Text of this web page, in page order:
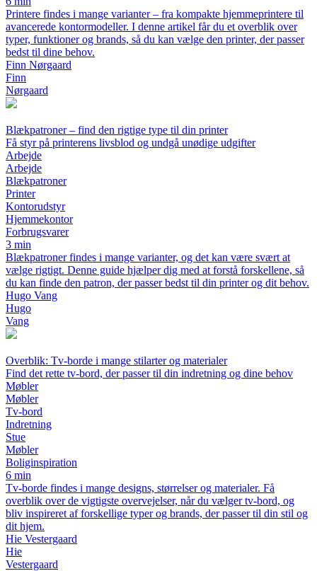
Printere findes i mange varianter – fra kompakte hjemmeprintere til
avancerede kontormodeller. I denne artikel får du et overblik over
typer, funktioner og brands, så du kan vælge den printer, der passer
bedst til dine behov.
Finn Nørgaard
Finn
Nørgaard
Blækpatroner – find den rigtige type til din printer
Få styr på printerens livsblod og undgå unødige udgifter
Arbejde
Arbejde
Blækpatroner
Printer
Kontorudstyr
Hjemmekontor
Forbrugsvarer
3 min
Blækpatroner findes i mange varianter, og det kan være svært at
vælge rigtigt. Denne guide hjælper dig med at forstå forskellene, så
du kan finde den patron, der passer bedst til din printer og dit behov.
Hugo Vang
Hugo
Vang
Overblik: Tv-borde i mange stilarter og materialer
Find det rette tv-bord, der passer til din indretning og dine behov
Møbler
Møbler
Tv-bord
Indretning
Stue
Møbler
Boliginspiration
6 min
Tv-borde findes i mange designs, størrelser og materialer. Få
overblik over de vigtigste overvejelser, når du vælger tv-bord, og
bliv inspireret af forskellige typer og brands, der passer til din stil og
dit hjem.
Hie Vestergaard
Hie
Vestergaard